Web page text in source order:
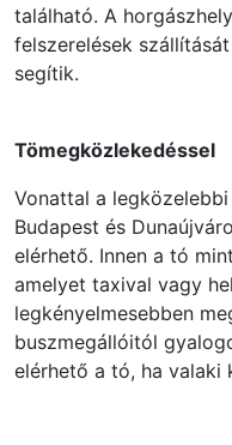
található. A
felszerelések
segítik.
Tömegközlekedéssel
Vonattal a
Budapest és
elérhető. Innen a tó
amelyet taxival vagy
legkényelmesebben
buszmegállóitól
elérhető a tó, ha valaki